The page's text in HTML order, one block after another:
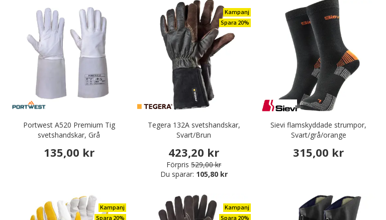
Portwest A520 Premium Tig
svetshandskar, Grå
135,00 kr
Kampanj
Spara 20%
Tegera 132A svetshandskar,
Svart/Brun
423,20 kr
Förpris 529,00 kr
Du sparar: 105,80 kr
Sievi flamskyddade strumpor,
Svart/grå/orange
315,00 kr
Kampanj
Spara 20%
Kampanj
Spara 20%